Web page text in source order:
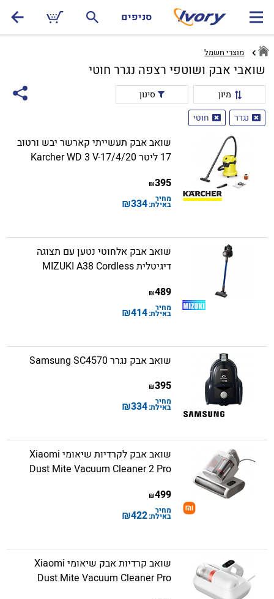
סניפים
מוצרי חשמל
שואבי אבק ושוטפי רצפה נגרר חוטי
מיון
סינון
נגרר
חוטי
שואב אבק תעשייתי קארשר יבש ורטוב
17 ליטר Karcher WD 3 V-17/4/20
395
₪
מחיר
באילת:334
₪
שואב אבק אלחוטי נטען עם תצוגה
דיגיטלית MIZUKI A38 Cordless
489
₪
מחיר
באילת:414
₪
שואב אבק נגרר Samsung SC4570
395
₪
מחיר
באילת:334
₪
שואב אבק לקרדיות שיאומי Xiaomi
Dust Mite Vacuum Cleaner 2 Pro
499
₪
מחיר
באילת:422
₪
שואב קרדיות אבק שיאומי Xiaomi
Dust Mite Vacuum Cleaner Pro